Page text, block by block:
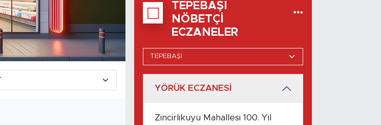
TEPEBAŞI
NÖBETÇI
ECZANELER
YÖRÜK ECZANESİ
Zincirlikuyu Mahallesi 100. Yıl